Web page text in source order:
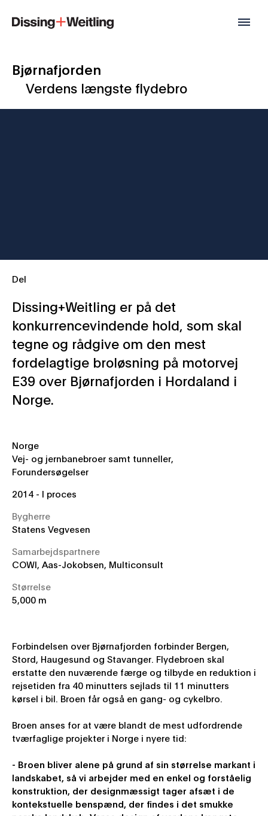
Bjørnafjorden
Verdens længste flydebro
Dissing+Weitling er på det
konkurrencevindende hold, som skal
tegne og rådgive om den mest
fordelagtige broløsning på motorvej
E39 over Bjørnafjorden i Hordaland i
Norge.
Del
Geografi
Norge
DK Category
Vej- og jernbanebroer samt tunneller,
Forundersøgelser
År
2014 - I proces
Bygherre
Statens Vegvesen
Samarbejdspartnere
COWI, Aas-Jokobsen, Multiconsult
Størrelse
5,000 m
Forbindelsen over Bjørnafjorden forbinder Bergen,
Stord, Haugesund og Stavanger. Flydebroen skal
erstatte den nuværende færge og tilbyde en reduktion i
rejsetiden fra 40 minutters sejlads til 11 minutters
kørsel i bil. Broen får også en gang- og cykelbro.
Broen anses for at være blandt de mest udfordrende
tværfaglige projekter i Norge i nyere tid:
- Broen bliver alene på grund af sin størrelse markant i
landskabet, så vi arbejder med en enkel og forståelig
konstruktion, der designmæssigt tager afsæt i de
kontekstuelle benspænd, der findes i det smukke